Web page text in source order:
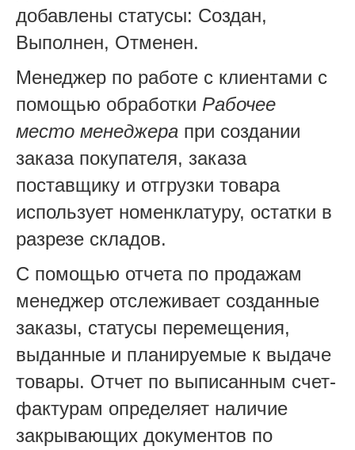
добавлены статусы: Создан,
Выполнен, Отменен.
Менеджер по работе с клиентами с
помощью обработки Рабочее
место менеджера при создании
заказа покупателя, заказа
поставщику и отгрузки товара
использует номенклатуру, остатки в
разрезе складов.
С помощью отчета по продажам
менеджер отслеживает созданные
заказы, статусы перемещения,
выданные и планируемые к выдаче
товары. Отчет по выписанным счет-
фактурам определяет наличие
закрывающих документов по